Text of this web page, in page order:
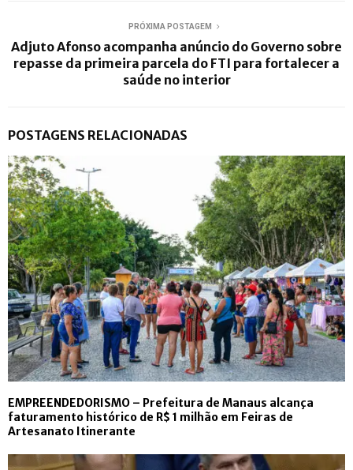
PRÓXIMA POSTAGEM
Adjuto Afonso acompanha anúncio do Governo sobre
repasse da primeira parcela do FTI para fortalecer a
saúde no interior
POSTAGENS RELACIONADAS
EMPREENDEDORISMO – Prefeitura de Manaus alcança
faturamento histórico de R$ 1 milhão em Feiras de
Artesanato Itinerante